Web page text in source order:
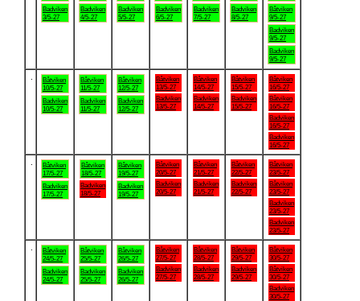
Badviken
3/5-27
Badviken
4/5-27
Badviken
5/5-27
Badviken
6/5-27
Badviken
7/5-27
Badviken
8/5-27
Båtviken
9/5-27
Badviken
9/5-27
Badviken
9/5-27
Båtviken
10/5-27
Badviken
10/5-27
Båtviken
11/5-27
Badviken
11/5-27
Båtviken
12/5-27
Badviken
12/5-27
Båtviken
13/5-27
Badviken
13/5-27
Båtviken
14/5-27
Badviken
14/5-27
Båtviken
15/5-27
Badviken
15/5-27
Båtviken
16/5-27
Båtviken
16/5-27
Badviken
16/5-27
Badviken
16/5-27
Båtviken
17/5-27
Badviken
17/5-27
Båtviken
18/5-27
Badviken
18/5-27
Båtviken
19/5-27
Badviken
19/5-27
Båtviken
20/5-27
Badviken
20/5-27
Båtviken
21/5-27
Badviken
21/5-27
Båtviken
22/5-27
Badviken
22/5-27
Båtviken
23/5-27
Båtviken
23/5-27
Badviken
23/5-27
Badviken
23/5-27
Båtviken
24/5-27
Badviken
24/5-27
Båtviken
25/5-27
Badviken
25/5-27
Båtviken
26/5-27
Badviken
26/5-27
Båtviken
27/5-27
Badviken
27/5-27
Båtviken
28/5-27
Badviken
28/5-27
Båtviken
29/5-27
Badviken
29/5-27
Båtviken
30/5-27
Båtviken
30/5-27
Badviken
30/5-27